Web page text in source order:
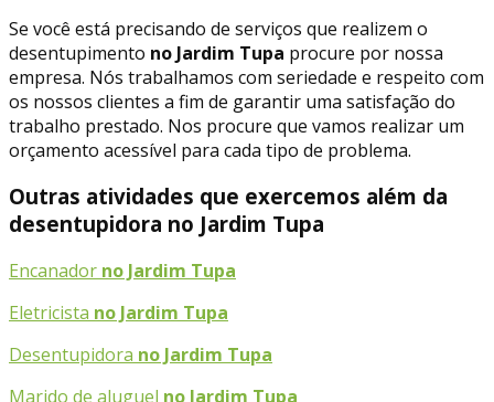
Se você está precisando de serviços que realizem o
desentupimento no Jardim Tupa procure por nossa
empresa. Nós trabalhamos com seriedade e respeito com
os nossos clientes a fim de garantir uma satisfação do
trabalho prestado. Nos procure que vamos realizar um
orçamento acessível para cada tipo de problema.
Outras atividades que exercemos além da
desentupidora no Jardim Tupa
Encanador no Jardim Tupa
Eletricista no Jardim Tupa
Desentupidora no Jardim Tupa
Marido de aluguel no Jardim Tupa